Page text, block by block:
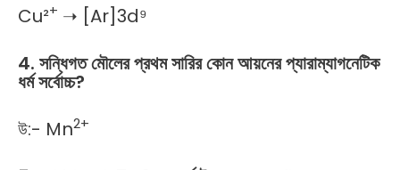
Cu²+ ➝ [Ar]3d⁹
4. সন্ধিগত মৌলের প্রথম সারির কোন আয়নের প্যারাম্যাগনেটিক
ধর্ম সর্বোচ্চ?
উ:- Mn2+